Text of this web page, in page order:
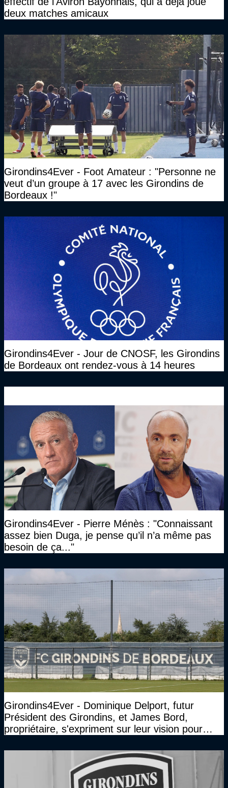
deux matches amicaux
Girondins4Ever - Foot Amateur : "Personne ne
veut d’un groupe à 17 avec les Girondins de
Bordeaux !"
Girondins4Ever - Jour de CNOSF, les Girondins
de Bordeaux ont rendez-vous à 14 heures
Girondins4Ever - Pierre Ménès : "Connaissant
assez bien Duga, je pense qu’il n’a même pas
besoin de ça..."
Girondins4Ever - Dominique Delport, futur
Président des Girondins, et James Bord,
propriétaire, s'expriment sur leur vision pour